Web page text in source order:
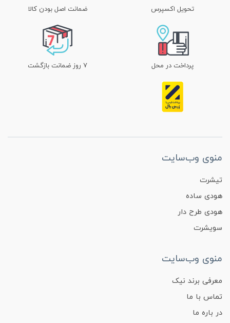
تحویل اکسپرس ضمانت اصل بودن کالا
پرداخت در محل ۷ روز ضمانت بازگشت
منوی وب‌سایت
تیشرت
هودی ساده
هودی طرح دار
سویشرت
منوی وب‌سایت
معرفی برند نیک
تماس با ما
در باره ما